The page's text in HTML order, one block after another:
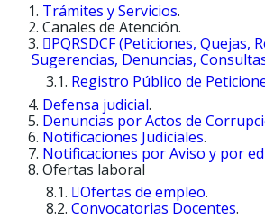
Trámites y Servicios.
Canales de Atención.
PQRSDCF (Peticiones, Quejas,
Sugerencias, Denuncias,
Registro Público de
Defensa judicial.
Denuncias por Actos de
Notificaciones Judiciales.
Notificaciones por Aviso y por
Ofertas laboral
Ofertas de empleo.
Convocatorias Docentes.